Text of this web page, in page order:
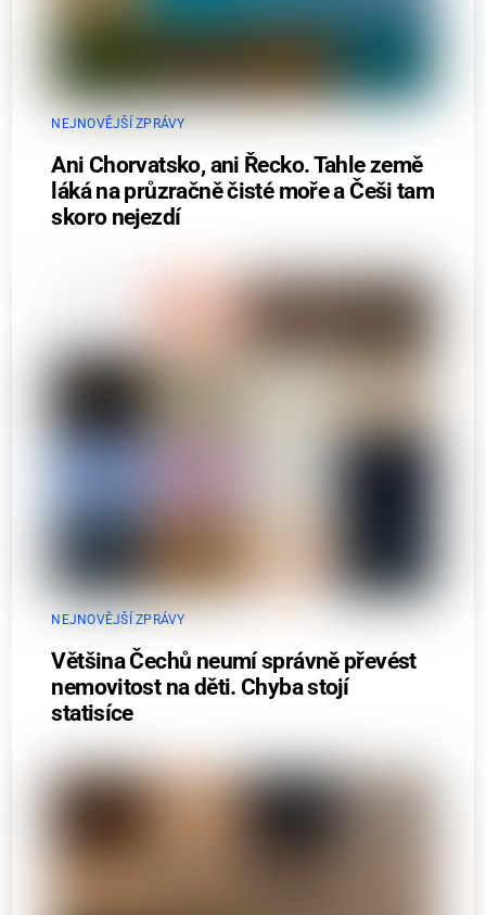
NEJNOVĚJŠÍ ZPRÁVY
Ani Chorvatsko, ani Řecko. Tahle země
láká na průzračně čisté moře a Češi tam
skoro nejezdí
NEJNOVĚJŠÍ ZPRÁVY
Většina Čechů neumí správně převést
nemovitost na děti. Chyba stojí
statisíce